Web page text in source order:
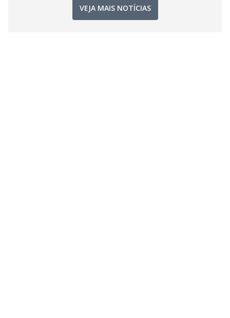
VEJA MAIS NOTÍCIAS